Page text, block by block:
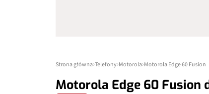
Strona główna Telefony Motorola Motorola Edge 60 Fusion
Motorola Edge 60 Fusion